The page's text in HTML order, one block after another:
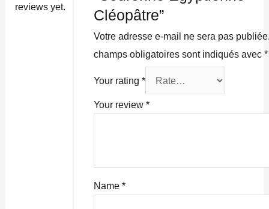
reviews yet.
Cléopâtre”
Votre adresse e-mail ne sera pas
champs obligatoires sont indiqués avec*
Your rating*
Your review*
Name*